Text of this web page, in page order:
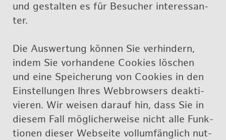
und ge­stal­ten es für Be­su­cher in­ter­es­san­
ter.
Die Aus­wer­tung kön­nen Sie ver­hin­dern,
indem Sie vor­han­de­ne Coo­kies lö­schen
und eine Spei­che­rung von Coo­kies in den
Ein­stel­lun­gen Ihres Web­brow­sers de­ak­ti­
vie­ren. Wir wei­sen dar­auf hin, dass Sie in
die­sem Fall mög­li­cher­wei­se nicht alle Funk­
tio­nen die­ser Web­sei­te voll­um­fäng­lich nut­